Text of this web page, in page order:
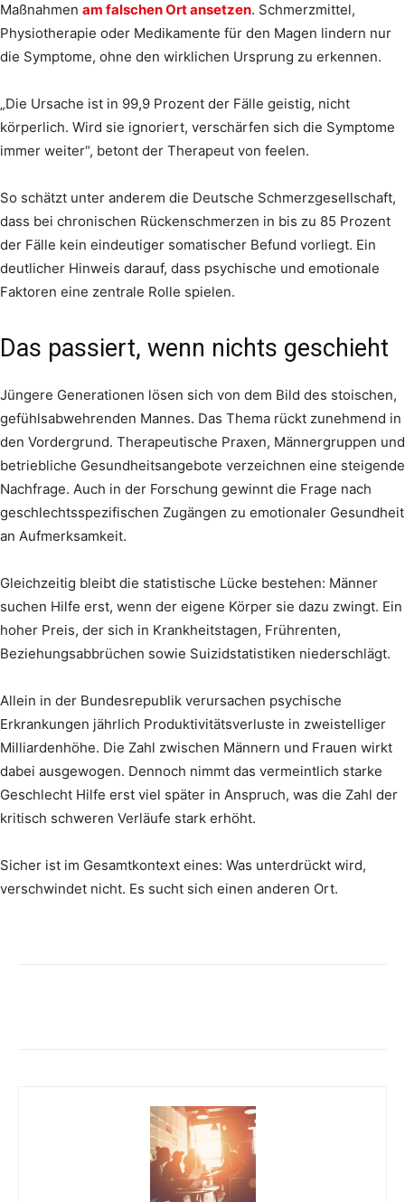
Maßnahmen am falschen Ort ansetzen. Schmerzmittel,
Physiotherapie oder Medikamente für den Magen lindern nur
die Symptome, ohne den wirklichen Ursprung zu erkennen.
„Die Ursache ist in 99,9 Prozent der Fälle geistig, nicht
körperlich. Wird sie ignoriert, verschärfen sich die Symptome
immer weiter“, betont der Therapeut von feelen.
So schätzt unter anderem die Deutsche Schmerzgesellschaft,
dass bei chronischen Rückenschmerzen in bis zu 85 Prozent
der Fälle kein eindeutiger somatischer Befund vorliegt. Ein
deutlicher Hinweis darauf, dass psychische und emotionale
Faktoren eine zentrale Rolle spielen.
Das passiert, wenn nichts geschieht
Jüngere Generationen lösen sich von dem Bild des stoischen,
gefühlsabwehrenden Mannes. Das Thema rückt zunehmend in
den Vordergrund. Therapeutische Praxen, Männergruppen und
betriebliche Gesundheitsangebote verzeichnen eine steigende
Nachfrage. Auch in der Forschung gewinnt die Frage nach
geschlechtsspezifischen Zugängen zu emotionaler Gesundheit
an Aufmerksamkeit.
Gleichzeitig bleibt die statistische Lücke bestehen: Männer
suchen Hilfe erst, wenn der eigene Körper sie dazu zwingt. Ein
hoher Preis, der sich in Krankheitstagen, Frührenten,
Beziehungsabbrüchen sowie Suizidstatistiken niederschlägt.
Allein in der Bundesrepublik verursachen psychische
Erkrankungen jährlich Produktivitätsverluste in zweistelliger
Milliardenhöhe. Die Zahl zwischen Männern und Frauen wirkt
dabei ausgewogen. Dennoch nimmt das vermeintlich starke
Geschlecht Hilfe erst viel später in Anspruch, was die Zahl der
kritisch schweren Verläufe stark erhöht.
Sicher ist im Gesamtkontext eines: Was unterdrückt wird,
verschwindet nicht. Es sucht sich einen anderen Ort.